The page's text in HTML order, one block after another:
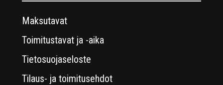
Maksutavat
Toimitustavat ja -aika
Tietosuojaseloste
Tilaus- ja toimitusehdot